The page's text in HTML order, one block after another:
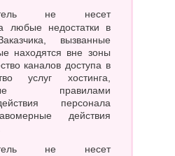
любые недостатки в
вызванные
находятся вне зоны
каналов доступа в
услуг хостинга,
правилами
персонала
действия